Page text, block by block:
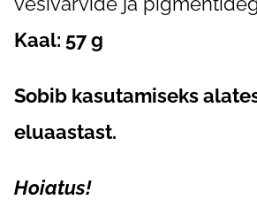
Kaal: 57 g
Sobib kasutamiseks
eluaastast.
Hoiatus!